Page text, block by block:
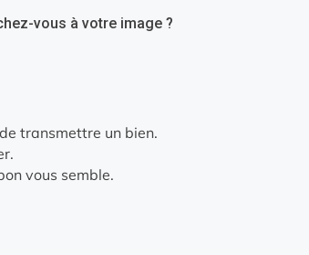
vous à votre image ?
transmettre un bien.
vous semble.